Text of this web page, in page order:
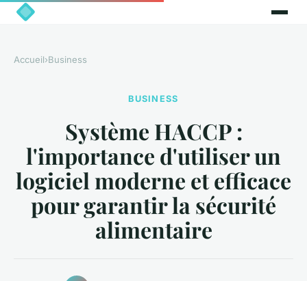
Accueil›Business
BUSINESS
Système HACCP :
l'importance d'utiliser un
logiciel moderne et efficace
pour garantir la sécurité
alimentaire